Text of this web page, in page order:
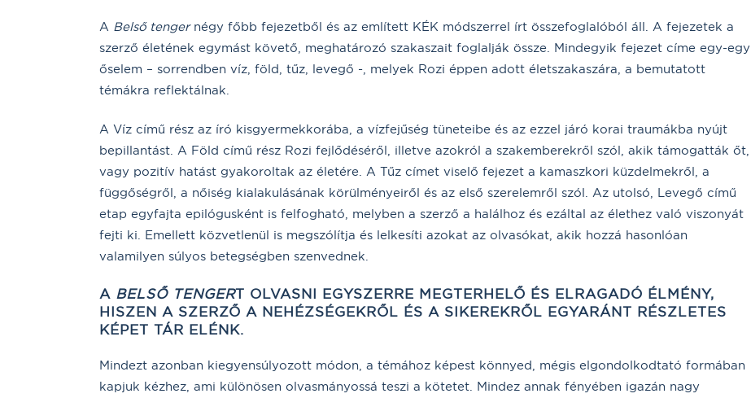
A Belső tengernégy főbb fejezetből és az említett KÉK módszerrel írt összefoglalóból áll. A fejezetek a
szerző életének egymást követő, meghatározó szakaszait foglalják össze. Mindegyik fejezet címe egy-egy
őselem – sorrendben víz, föld, tűz, levegő -, melyek Rozi éppen adott életszakaszára, a bemutatott
témákra reflektálnak.
A Víz című rész az író kisgyermekkorába, a vízfejűség tüneteibe és az ezzel járó korai traumákba nyújt
bepillantást. A Föld című rész Rozi fejlődéséről, illetve azokról a szakemberekről szól, akik támogatták őt,
vagy pozitív hatást gyakoroltak az életére. A Tűz címet viselő fejezet a kamaszkori küzdelmekről, a
függőségről, a nőiség kialakulásának körülményeiről és az első szerelemről szól. Az utolsó, Levegő című
etap egyfajta epilógusként is felfogható, melyben a szerző a halálhoz és ezáltal az élethez való viszonyát
fejti ki. Emellett közvetlenül is megszólítja és lelkesíti azokat az olvasókat, akik hozzá hasonlóan
valamilyen súlyos betegségben szenvednek.
A BELSŐ TENGERT OLVASNI EGYSZERRE MEGTERHELŐ ÉS ELRAGADÓ ÉLMÉNY,
HISZEN A SZERZŐ A NEHÉZSÉGEKRŐL ÉS A SIKEREKRŐL EGYARÁNT RÉSZLETES
KÉPET TÁR ELÉNK.
Mindezt azonban kiegyensúlyozott módon, a témához képest könnyed, mégis elgondolkodtató formában
kapjuk kézhez, ami különösen olvasmányossá teszi a kötetet. Mindez annak fényében igazán nagy